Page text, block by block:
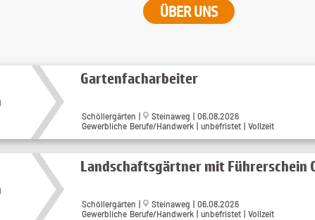
ÜBER UNS
Gartenfacharbeiter
Schöllergärten |
Steinaweg | 06.08.2026
Gewerbliche Berufe/Handwerk | unbefristet | Vollzeit
Landschaftsgärtner mit Führerschein
Schöllergärten |
Steinaweg | 06.08.2026
Gewerbliche Berufe/Handwerk | unbefristet | Vollzeit